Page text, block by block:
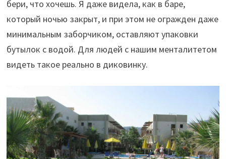
бери, что хочешь. Я даже видела, как в баре,
который ночью закрыт, и при этом не огражден даже
минимальным заборчиком, оставляют упаковки
бутылок с водой. Для людей с нашим менталитетом
видеть такое реально в диковинку.